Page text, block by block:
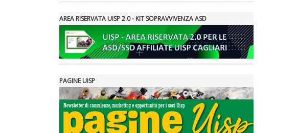
AREA RISERVATA UISP 2.0 - KIT SOPRAVVIVENZA ASD
PAGINE UISP